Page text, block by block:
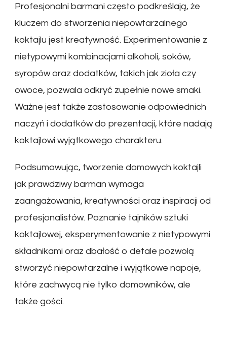
Profesjonalni barmani często podkreślają, że
kluczem do stworzenia niepowtarzalnego
koktajlu jest kreatywność. Experimentowanie z
nietypowymi kombinacjami alkoholi, soków,
syropów oraz dodatków, takich jak zioła czy
owoce, pozwala odkryć zupełnie nowe smaki.
Ważne jest także zastosowanie odpowiednich
naczyń i dodatków do prezentacji, które nadają
koktajlowi wyjątkowego charakteru.
Podsumowując, tworzenie domowych koktajli
jak prawdziwy barman wymaga
zaangażowania, kreatywności oraz inspiracji od
profesjonalistów. Poznanie tajników sztuki
koktajlowej, eksperymentowanie z nietypowymi
składnikami oraz dbałość o detale pozwolą
stworzyć niepowtarzalne i wyjątkowe napoje,
które zachwycą nie tylko domowników, ale
także gości.